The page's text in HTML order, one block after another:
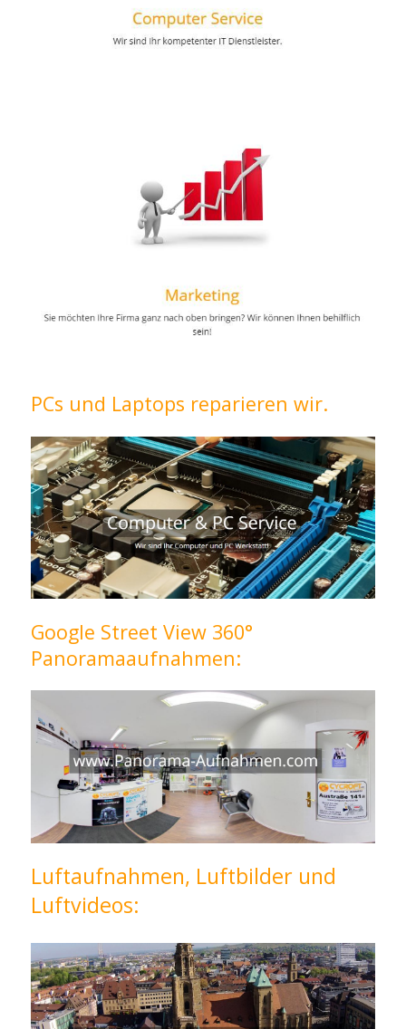
PCs und Laptops reparieren wir.
Google Street View 360°
Panoramaaufnahmen:
Luftaufnahmen, Luftbilder und
Luftvideos: